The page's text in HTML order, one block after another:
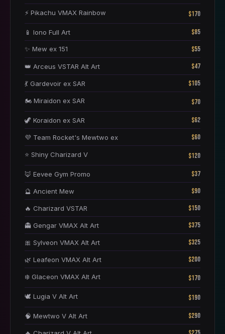
⚡ Pikachu VMAX Rainbow $170
📱 Iono Full Art $85
✨ Mew ex 151 $55
👑 Arceus VSTAR Alt Art $47
💃 Gardevoir ex SAR $105
🏍️ Miraidon ex SAR $70
🦖 Koraidon ex SAR $62
💜 Team Rocket's Mewtwo ex $60
⭐ Shiny Charizard V $120
🦊 Eevee Gym Promo $37
🔮 Ancient Mew $90
🔥 Charizard VSTAR $150
👻 Gengar VMAX Alt Art $375
🎀 Sylveon VMAX Alt Art $325
🌿 Leafeon VMAX Alt Art $200
❄️ Glaceon VMAX Alt Art $170
🕊️ Lugia V Alt Art $190
🧠 Mewtwo V Alt Art $290